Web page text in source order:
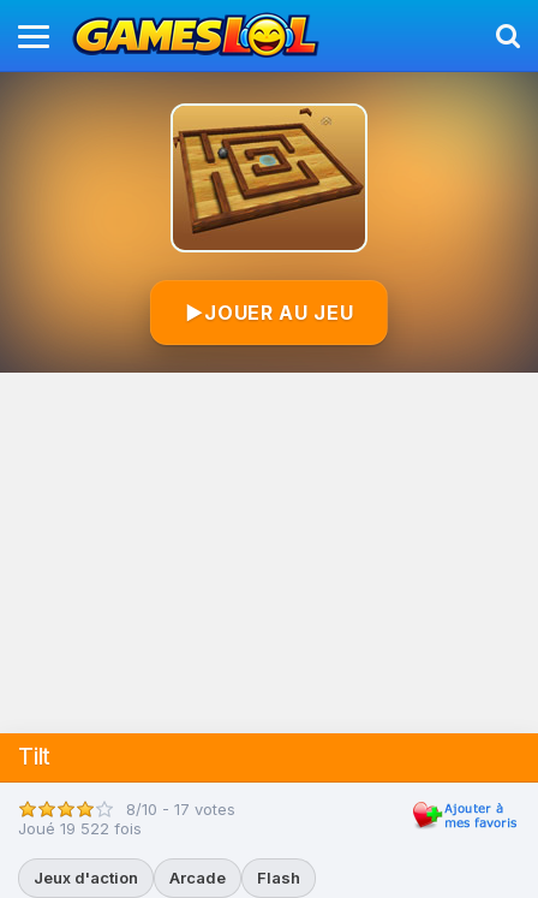
▶JOUER AU JEU
Tilt
8/10 - 17 votes
Joué 19 522 fois
Jeux d'action Arcade Flash